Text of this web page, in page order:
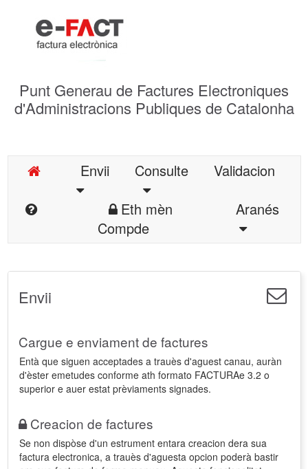
Punt Generau de Factures Electroniques
d'Administracions Publiques de Catalonha
Envii Consulte
Validacion
Eth mèn
Compde
Aranés
Envii
Cargue e enviament de factures
Entà que siguen acceptades a trauès d'aguest canau, auràn
d'èster emetudes conforme ath formato FACTURAe 3.2 o
superior e auer estat prèviaments signades.
Creacion de factures
Se non dispòse d'un estrument entara creacion dera sua
factura electronica, a trauès d'aguesta opcion poderà bastir